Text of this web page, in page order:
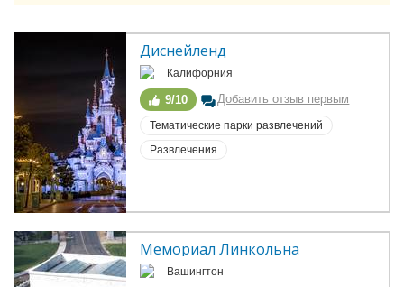
Диснейленд
Калифорния
9/10 Добавить отзыв первым
Тематические парки развлечений
Развлечения
Мемориал Линкольна
Вашингтон